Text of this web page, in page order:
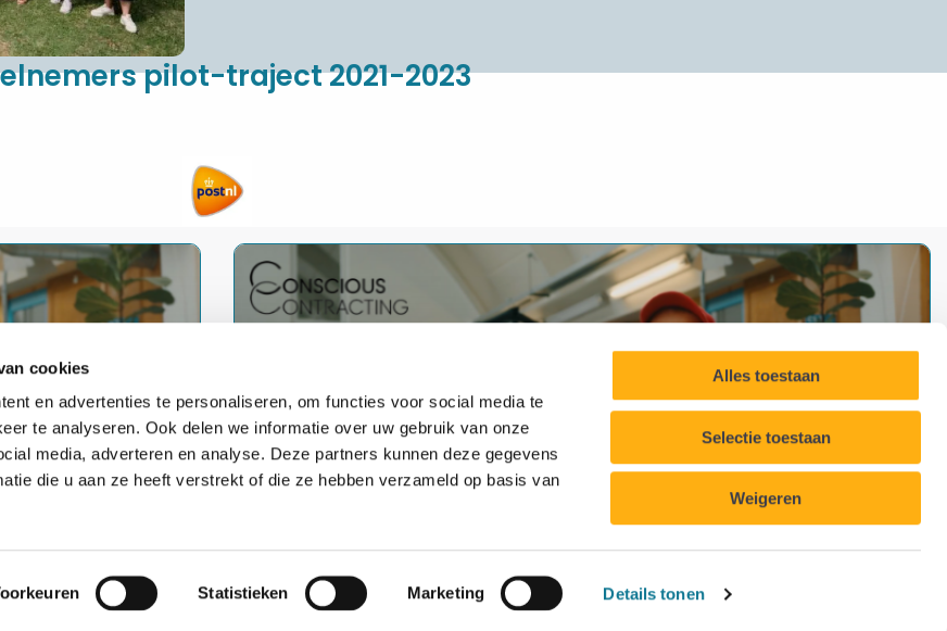
cookies
en advertenties te personaliseren, om functies voor social media te
te analyseren. Ook delen we informatie over uw gebruik van onze
media, adverteren en analyse. Deze partners kunnen deze gegevens
die u aan ze heeft verstrekt of die ze hebben verzameld op basis van
Statistieken Marketing Details tonen
Alles toestaan
Selectie toestaan
Weigeren
pilot-traject 2021-2023
Lees
meer
over